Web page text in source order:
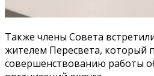
Также члены Совета
жителем Пересвета, который
совершенствованию работы